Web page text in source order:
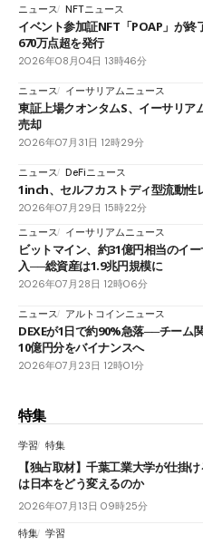
ニュース NFTニュース
イベント参加証NFT「POAP」が
670万点超を発行
2026年08月04日 13時46分
ニュース イーサリアムニュース
東証上場クオンタムS、イーサリア
売却
2026年07月31日 12時29分
ニュース DeFiニュース
1inch、セルフカストディ型流動
2026年07月29日 15時22分
ニュース
イーサリアムニュース
ビットマイン、約31億円相当のイ
入──総資産は1.9兆円規模に
2026年07月28日 12時06分
ニュース アルトコインニュース
DEXEが1日で約90%急落──チーム
10億円分をバイナンスへ
2026年07月23日 12時01分
特集
学習 特集
【独占取材】千葉工業大学が仕掛
は日本をどう変えるのか
2026年07月13日 09時25分
特集 学習